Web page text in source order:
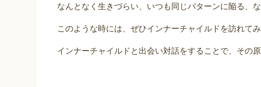
なんとなく生きづらい、いつも同じパターンに陥る、
このような時には、ぜひインナーチャイルドを訪れてみ
インナーチャイルドと出会い対話をすることで、その